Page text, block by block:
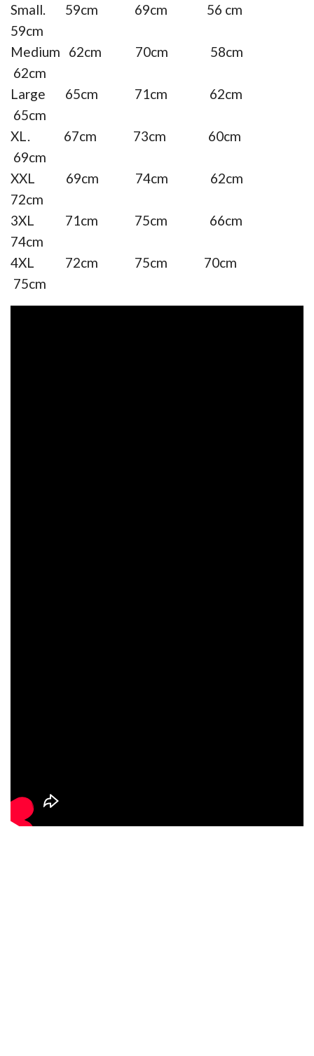
Small. 59cm 69cm 56 cm
59cm
Medium 62cm 70cm 58cm
62cm
Large 65cm 71cm 62cm
65cm
XL. 67cm 73cm 60cm
69cm
XXL 69cm 74cm 62cm
72cm
3XL 71cm 75cm 66cm
74cm
4XL 72cm 75cm 70cm
75cm